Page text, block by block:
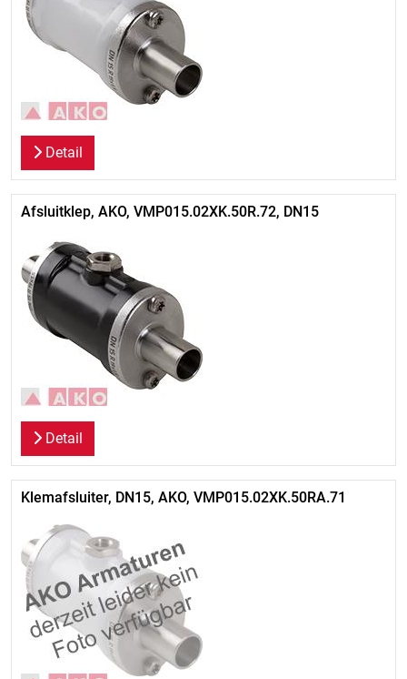
Detail
Afsluitklep, AKO, VMP015.02XK.50R.72, DN15
Detail
Klemafsluiter, DN15, AKO, VMP015.02XK.50RA.71